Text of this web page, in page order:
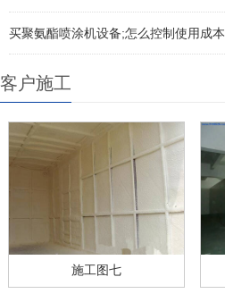
买聚氨酯喷涂机设备;怎么控制使用成本
客户施工
施工图七